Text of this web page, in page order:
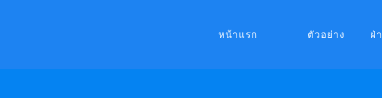
หน้าแรก ตัวอย่าง ฝ่